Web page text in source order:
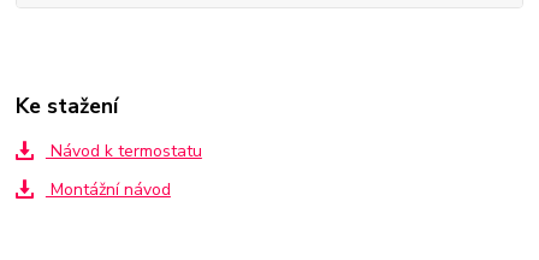
Ke stažení
Návod k termostatu
Montážní návod